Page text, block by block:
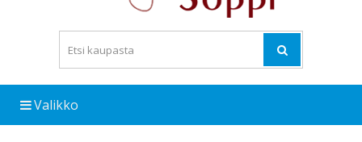
Valikko